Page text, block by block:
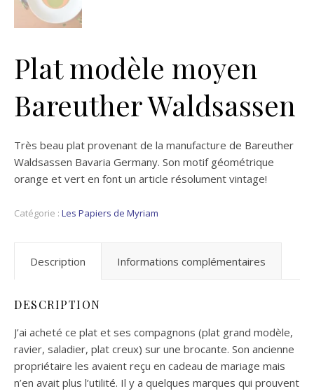
Plat modèle moyen
Bareuther Waldsassen
Très beau plat provenant de la manufacture de Bareuther
Waldsassen Bavaria Germany. Son motif géométrique
orange et vert en font un article résolument vintage!
Catégorie : Les Papiers de Myriam
Description Informations complémentaires
DESCRIPTION
J’ai acheté ce plat et ses compagnons (plat grand modèle,
ravier, saladier, plat creux) sur une brocante. Son ancienne
propriétaire les avaient reçu en cadeau de mariage mais
n’en avait plus l’utilité. Il y a quelques marques qui prouvent